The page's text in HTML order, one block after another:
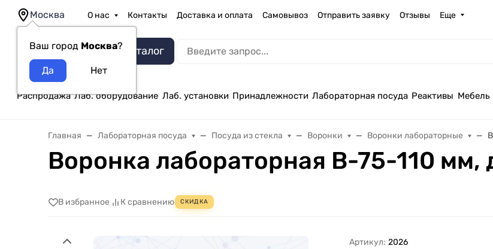
Москва
Ваш город Москва?
О нас Контакты Доставка и оплата Самовывоз Отправить заявку Отзывы Еще
Каталог
Распродажа Лаб. оборудование Лаб. установки Принадлежности Лабораторная посуда Реактивы Мебель
Главная Лабораторная посуда Посуда из стекла Воронки Воронки лабораторные
Воронка лабораторная В-75-110 мм,
В избранное К сравнению СКИДКА
Артикул: 2026